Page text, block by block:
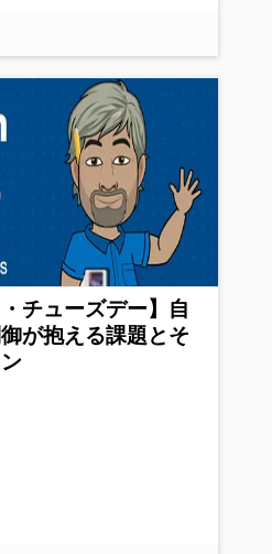
チューズデー】自
が抱える課題とそ